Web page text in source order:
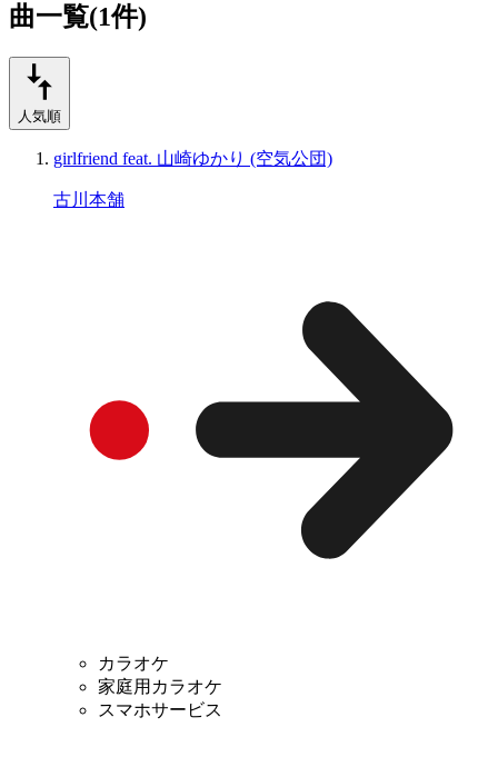
曲一覧(1件)
人気順
girlfriend feat. 山崎ゆかり (空気公団)
古川本舗
カラオケ
家庭用カラオケ
スマホサービス